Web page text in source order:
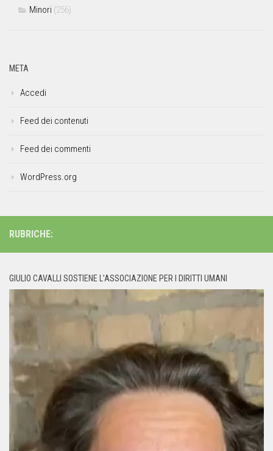
Minori (256)
META
Accedi
Feed dei contenuti
Feed dei commenti
WordPress.org
RUBRICHE:
GIULIO CAVALLI SOSTIENE L’ASSOCIAZIONE PER I DIRITTI UMANI
Player